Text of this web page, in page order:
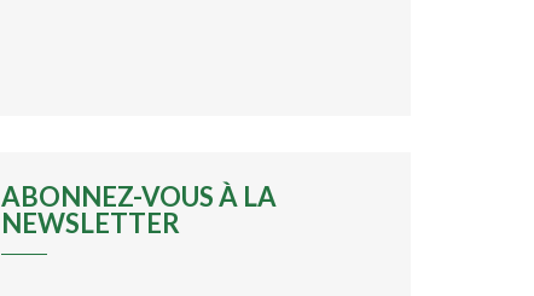
ABONNEZ-VOUS À LA
NEWSLETTER